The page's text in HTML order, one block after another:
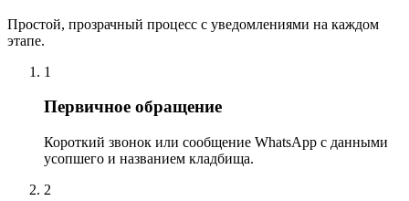
Простой, прозрачный процесс с уведомлениями на каждом
этапе.
1
Первичное обращение
Короткий звонок или сообщение WhatsApp с данными
усопшего и названием кладбища.
2